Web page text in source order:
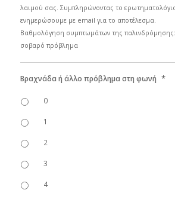
λαιμού σας. Συμπληρώνοντας το
ενημερώσουμε με email για το αποτέλεσμα.
Βαθμολόγηση συμπτωμάτων της
σοβαρό πρόβλημα
Βραχνάδα ή άλλο πρόβλημα στη φωνή *
0
1
2
3
4